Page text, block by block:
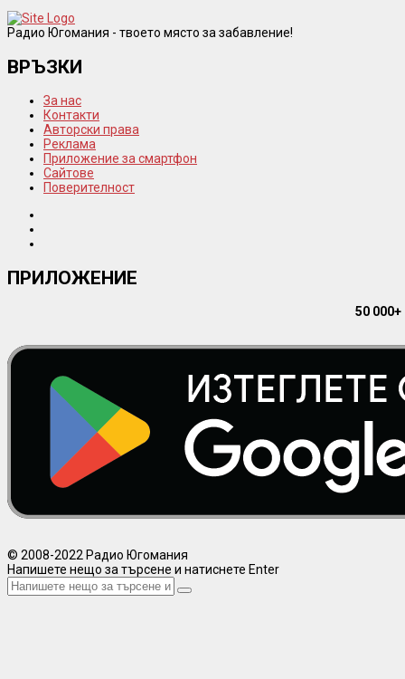
Радио Югомания - твоето място за забавление!
ВРЪЗКИ
За нас
Контакти
Авторски права
Реклама
Приложение за смартфон
Сайтове
Поверителност
ПРИЛОЖЕНИЕ
50
© 2008-2022 Радио Югомания
Напишете нещо за търсене и натиснете Enter